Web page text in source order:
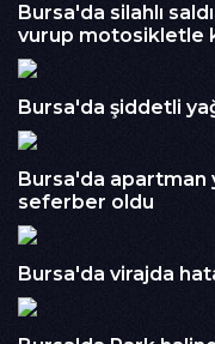
Bursa'da silahlı
vurup motosikletle
Bursa'da şiddetli
Bursa'da apartman
seferber oldu
Bursa'da virajda